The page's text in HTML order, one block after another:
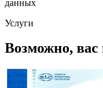
данных
Услуги
Возможно, вас